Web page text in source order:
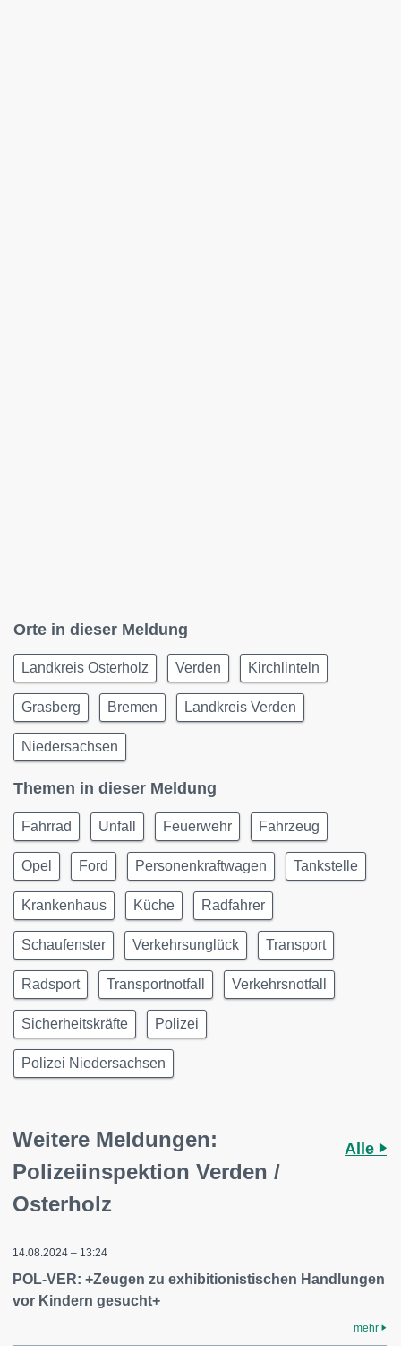
Orte in dieser Meldung
Landkreis Osterholz Verden Kirchlinteln
Grasberg Bremen Landkreis Verden
Niedersachsen
Themen in dieser Meldung
Fahrrad Unfall Feuerwehr Fahrzeug
Opel Ford Personenkraftwagen Tankstelle
Krankenhaus Küche Radfahrer
Schaufenster Verkehrsunglück Transport
Radsport Transportnotfall Verkehrsnotfall
Sicherheitskräfte Polizei
Polizei Niedersachsen
Weitere Meldungen:
Polizeiinspektion Verden /
Osterholz
Alle
14.08.2024 – 13:24
POL-VER: +Zeugen zu exhibitionistischen Handlungen
vor Kindern gesucht+
mehr